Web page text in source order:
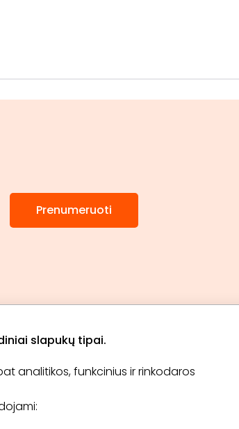
slapukų tipai.
analitikos, funkcinius ir rinkodaros
Prenumeruoti